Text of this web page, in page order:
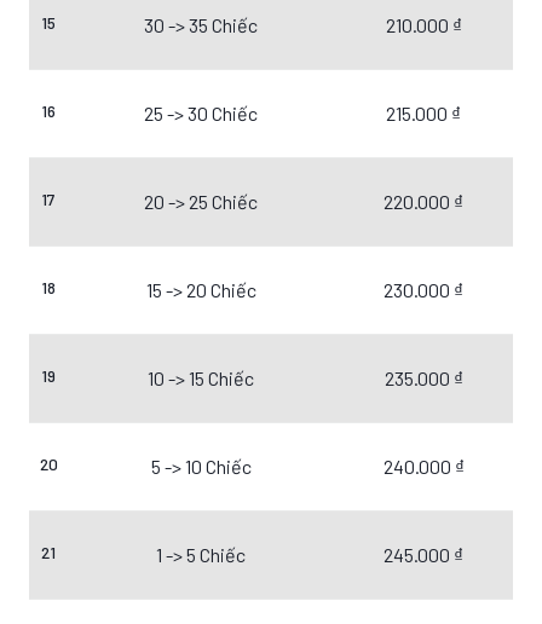
15 30 -> 35 Chiếc 210.000 ₫
16 25 -> 30 Chiếc 215.000 ₫
17 20 -> 25 Chiếc 220.000 ₫
18 15 -> 20 Chiếc 230.000 ₫
19 10 -> 15 Chiếc 235.000 ₫
20 5 -> 10 Chiếc 240.000 ₫
21 1 -> 5 Chiếc 245.000 ₫